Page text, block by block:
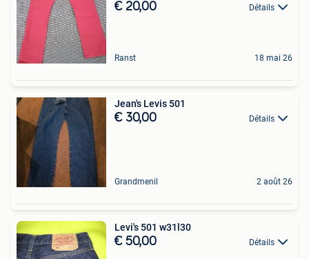
€ 20,00 Détails
Ranst 18 mai 26
Jean's Levis 501
€ 30,00 Détails
Grandmenil 2 août 26
Levi's 501 w31l30
€ 50,00 Détails